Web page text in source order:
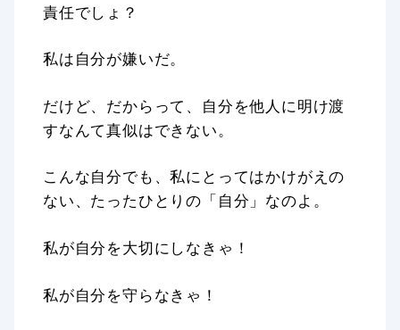
責任でしょ？
私は自分が嫌いだ。
だけど、だからって、自分を他人に明け渡
すなんて真似はできない。
こんな自分でも、私にとってはかけがえの
ない、たったひとりの「自分」なのよ。
私が自分を大切にしなきゃ！
私が自分を守らなきゃ！